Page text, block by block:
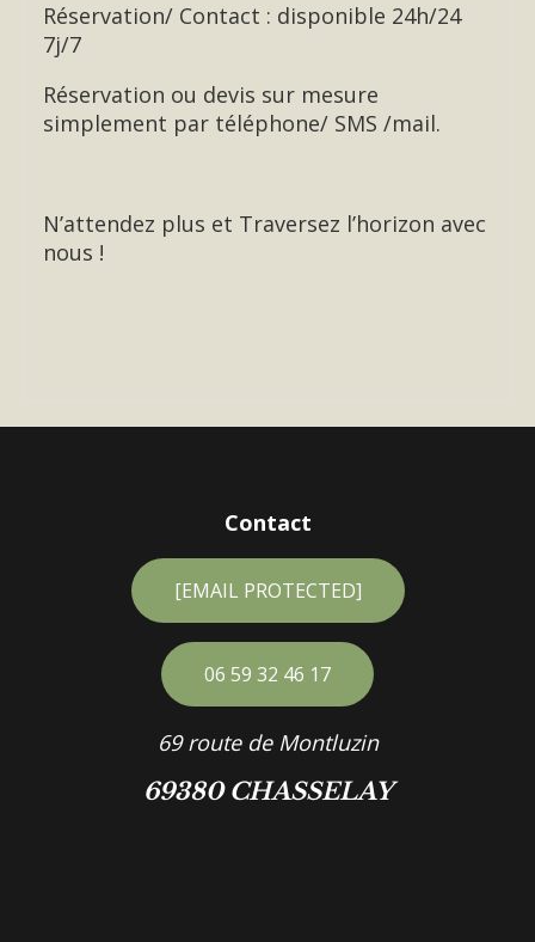
Réservation/ Contact : disponible 24h/24
7j/7
Réservation ou devis sur mesure
simplement par téléphone/ SMS /mail.
N’attendez plus et Traversez l’horizon avec
nous !
Contact
[EMAIL PROTECTED]
06 59 32 46 17
69 route de Montluzin
69380 CHASSELAY